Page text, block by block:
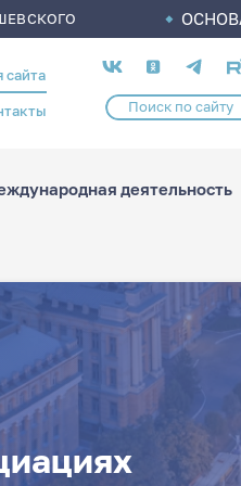
сайта
Социальные
сети
деятельность